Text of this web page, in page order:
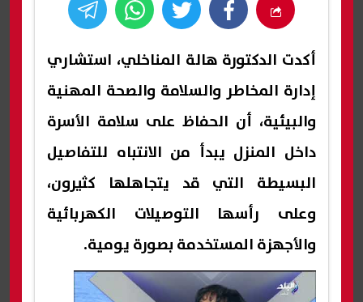
أكدت الدكتورة هالة المناخلي، استشاري
إدارة المخاطر والسلامة والصحة المهنية
والبيئية، أن الحفاظ على سلامة الأسرة
داخل المنزل يبدأ من الانتباه للتفاصيل
البسيطة التي قد يتجاهلها كثيرون،
وعلى رأسها التوصيلات الكهربائية
والأجهزة المستخدمة بصورة يومية.